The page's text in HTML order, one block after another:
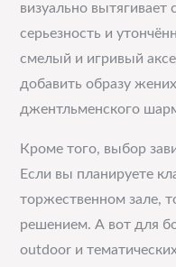
визуально вытягивает
серьезность и
смелый и игривый
добавить образу
джентльменского
Кроме того, выбор
Если вы планируете
торжественном зале,
решением. А вот для
outdoor и